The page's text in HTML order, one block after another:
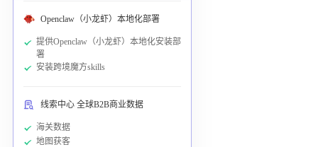
Openclaw（小龙虾）本地化部署
提供Openclaw（小龙虾）本地化安装部
署
安装跨境魔方skills
线索中心 全球B2B商业数据
海关数据
地图获客